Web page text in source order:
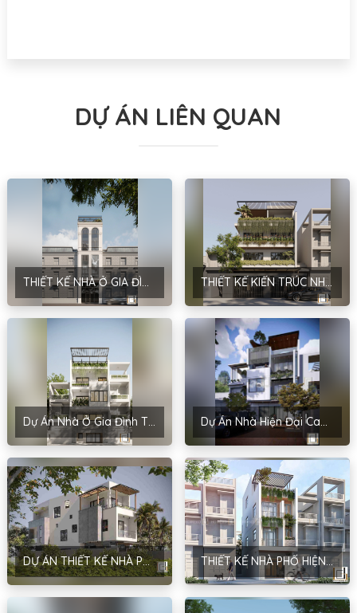
DỰ ÁN LIÊN QUAN
THIẾT KẾ NHÀ Ở GIA ĐÌNH – PHONG CÁCH NEOCLASSIC – ANH THANH THIẾT KẾ KIẾN TRÚC NHÀ PHỐ PHONG CÁCH TROPICAL TẠI THÁI BÌNH – ANH NGỌC
Dự Án Nhà Ở Gia Đình Tại Đồi Ngô – Yên Sơn – Bắc Giang: Hiện Đại Và Tiện Nghi Với Chủ Đầu Tư Anh Thiên Dự Án Nhà Hiện Đại Cao Cấp Vĩnh Phúc – Chủ Đầu Tư Mrs. Dũng
DỰ ÁN THIẾT KẾ NHÀ PHỐ HIỆN ĐẠI 3 TẦNG CỦA ANH NAM TẠI HÀ NỘI THIẾT KẾ NHÀ PHỐ HIỆN ĐẠI 3 TẦNG CỦA ANH DŨNG TẠI HÀ NỘI